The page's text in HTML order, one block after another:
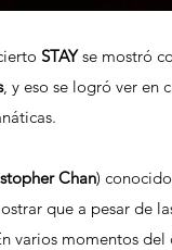
STAY se mostró
, y eso se logró ver en
Chan)
que a pesar de
varios momentos